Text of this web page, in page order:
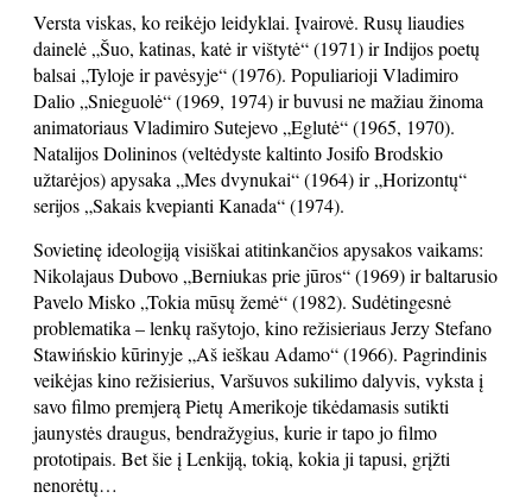
Versta viskas, ko reikėjo leidyklai. Įvairovė. Rusų liaudies
dainelė „Šuo, katinas, katė ir vištytė“ (1971) ir Indijos poetų
balsai „Tyloje ir pavėsyje“ (1976). Populiarioji Vladimiro
Dalio „Snieguolė“ (1969, 1974) ir buvusi ne mažiau žinoma
animatoriaus Vladimiro Sutejevo „Eglutė“ (1965, 1970).
Natalijos Dolininos (veltėdyste kaltinto Josifo Brodskio
užtarėjos) apysaka „Mes dvynukai“ (1964) ir „Horizontų“
serijos „Sakais kvepianti Kanada“ (1974).
Sovietinę ideologiją visiškai atitinkančios apysakos vaikams:
Nikolajaus Dubovo „Berniukas prie jūros“ (1969) ir baltarusio
Pavelo Misko „Tokia mūsų žemė“ (1982). Sudėtingesnė
problematika – lenkų rašytojo, kino režisieriaus Jerzy Stefano
Stawińskio kūrinyje „Aš ieškau Adamo“ (1966). Pagrindinis
veikėjas kino režisierius, Varšuvos sukilimo dalyvis, vyksta į
savo filmo premjerą Pietų Amerikoje tikėdamasis sutikti
jaunystės draugus, bendražygius, kurie ir tapo jo filmo
prototipais. Bet šie į Lenkiją, tokią, kokia ji tapusi, grįžti
nenorėtų…